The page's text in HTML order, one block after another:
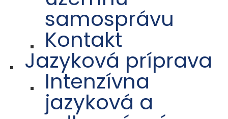
samosprávu
Kontakt
Jazyková príprava
Intenzívna
jazyková a